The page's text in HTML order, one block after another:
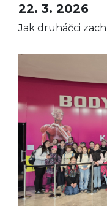
22. 3. 2026
Jak druháčci